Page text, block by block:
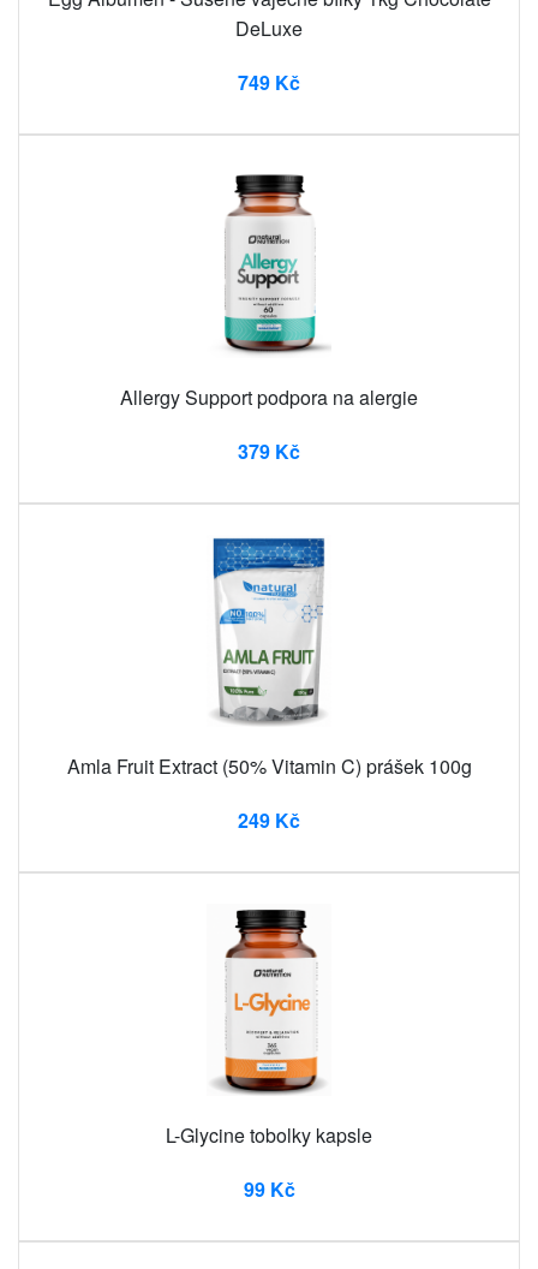
DeLuxe
749 Kč
Allergy Support podpora na alergie
379 Kč
Amla Fruit Extract (50% Vitamin C) prášek 100g
249 Kč
L-Glycine tobolky kapsle
99 Kč